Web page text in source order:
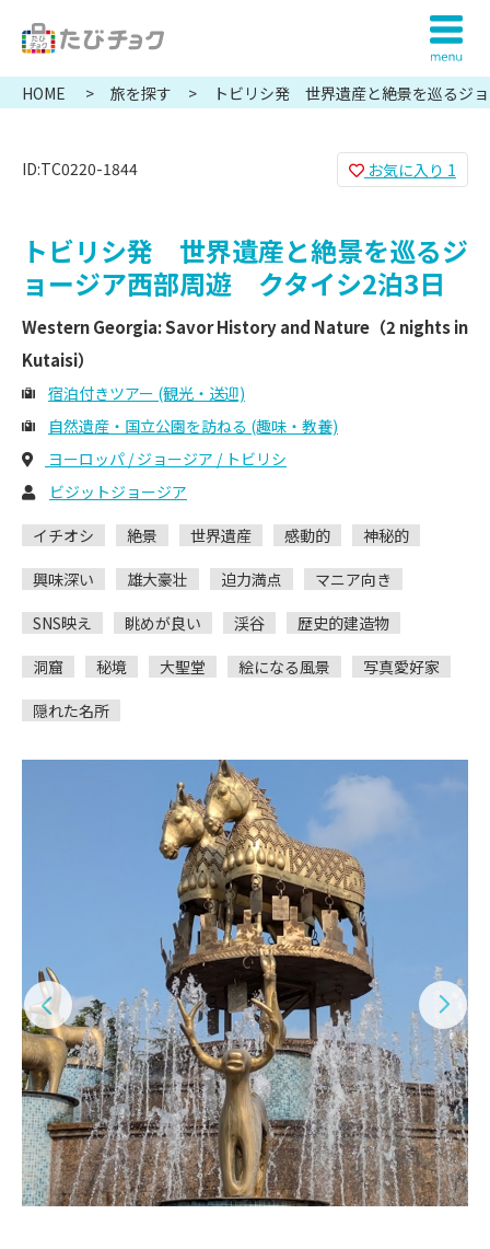
HOME 旅を探す
トビリシ発 世界遺産と絶景を巡るジ
ID:TC0220-1844
お気に入り 1
トビリシ発 世界遺産と絶景を巡るジ
ョージア西部周遊 クタイシ2泊3日
Western Georgia: Savor History and Nature（2 nights in
Kutaisi）
宿泊付きツアー (観光・送迎)
自然遺産・国立公園を訪ねる (趣味・教養)
ヨーロッパ / ジョージア / トビリシ
ビジットジョージア
イチオシ
絶景 世界遺産 感動的
神秘的
興味深い
雄大豪壮 迫力満点
マニア向き
SNS映え
眺めが良い 渓谷
歴史的建造物
洞窟
秘境 大聖堂 絵になる風景
写真愛好家
隠れた名所